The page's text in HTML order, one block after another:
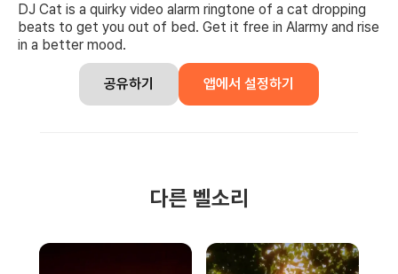
DJ Cat is a quirky video alarm ringtone of a cat dropping
beats to get you out of bed. Get it free in Alarmy and rise
in a better mood.
공유하기 앱에서 설정하기
다른 벨소리